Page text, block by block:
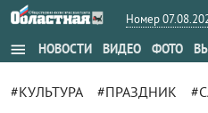
Номер
menu НОВОСТИ ВИДЕО ФОТО
#КУЛЬТУРА #ПРАЗДНИК